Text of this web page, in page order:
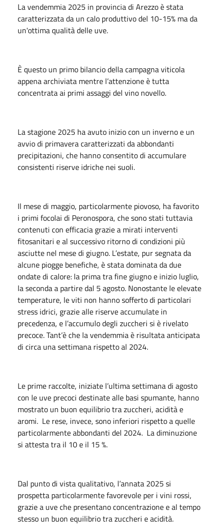
La vendemmia 2025 in provincia di Arezzo è stata
caratterizzata da un calo produttivo del 10-15% ma da
un'ottima qualità delle uve.
È questo un primo bilancio della campagna viticola
appena archiviata mentre l’attenzione è tutta
concentrata ai primi assaggi del vino novello.
La stagione 2025 ha avuto inizio con un inverno e un
avvio di primavera caratterizzati da abbondanti
precipitazioni, che hanno consentito di accumulare
consistenti riserve idriche nei suoli.
Il mese di maggio, particolarmente piovoso, ha favorito
i primi focolai di Peronospora, che sono stati tuttavia
contenuti con efficacia grazie a mirati interventi
fitosanitari e al successivo ritorno di condizioni più
asciutte nel mese di giugno. L’estate, pur segnata da
alcune piogge benefiche, è stata dominata da due
ondate di calore: la prima tra fine giugno e inizio luglio,
la seconda a partire dal 5 agosto. Nonostante le elevate
temperature, le viti non hanno sofferto di particolari
stress idrici, grazie alle riserve accumulate in
precedenza, e l’accumulo degli zuccheri si è rivelato
precoce. Tant’è che la vendemmia è risultata anticipata
di circa una settimana rispetto al 2024.
Le prime raccolte, iniziate l’ultima settimana di agosto
con le uve precoci destinate alle basi spumante, hanno
mostrato un buon equilibrio tra zuccheri, acidità e
aromi. Le rese, invece, sono inferiori rispetto a quelle
particolarmente abbondanti del 2024. La diminuzione
si attesta tra il 10 e il 15 %.
Dal punto di vista qualitativo, l’annata 2025 si
prospetta particolarmente favorevole per i vini rossi,
grazie a uve che presentano concentrazione e al tempo
stesso un buon equilibrio tra zuccheri e acidità.